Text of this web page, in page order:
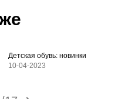
Детская обувь: новинки
10-04-2023